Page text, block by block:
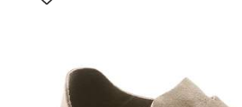
produktbilledet